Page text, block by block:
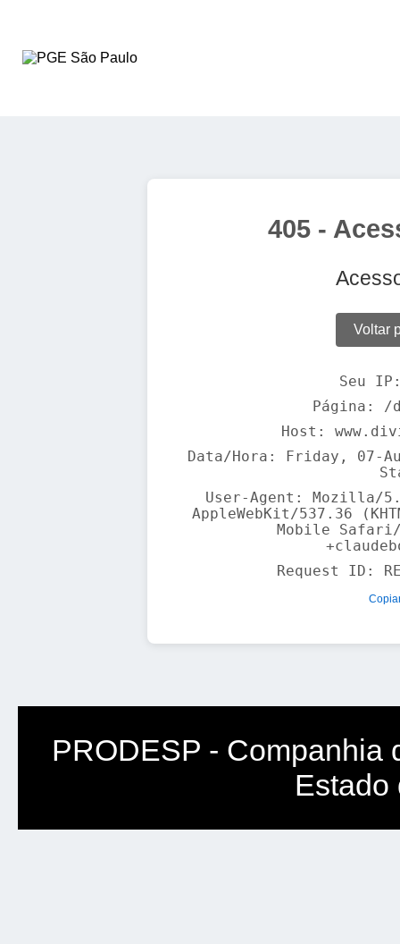
405 -
Voltar
Seu
Página: /
Host:
Data/Hora: Friday, 07-
User-Agent: Mozilla/
AppleWebKit/537.36
Mobile
Request ID:
PRODESP - Companhia
Estado